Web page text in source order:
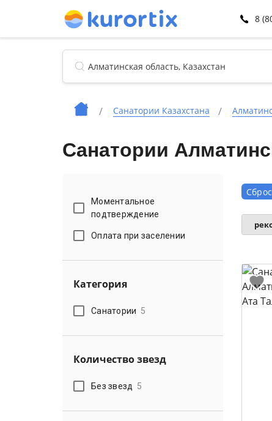
8
Санатории Казахстана
Санатории
Моментальное
подтверждение
Оплата при заселении
Категория
Санатории 5
Количество звезд
Без звезд 5